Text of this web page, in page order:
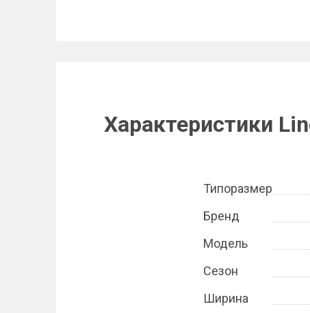
Характеристики
Типоразмер
Бренд
Модель
Сезон
Ширина